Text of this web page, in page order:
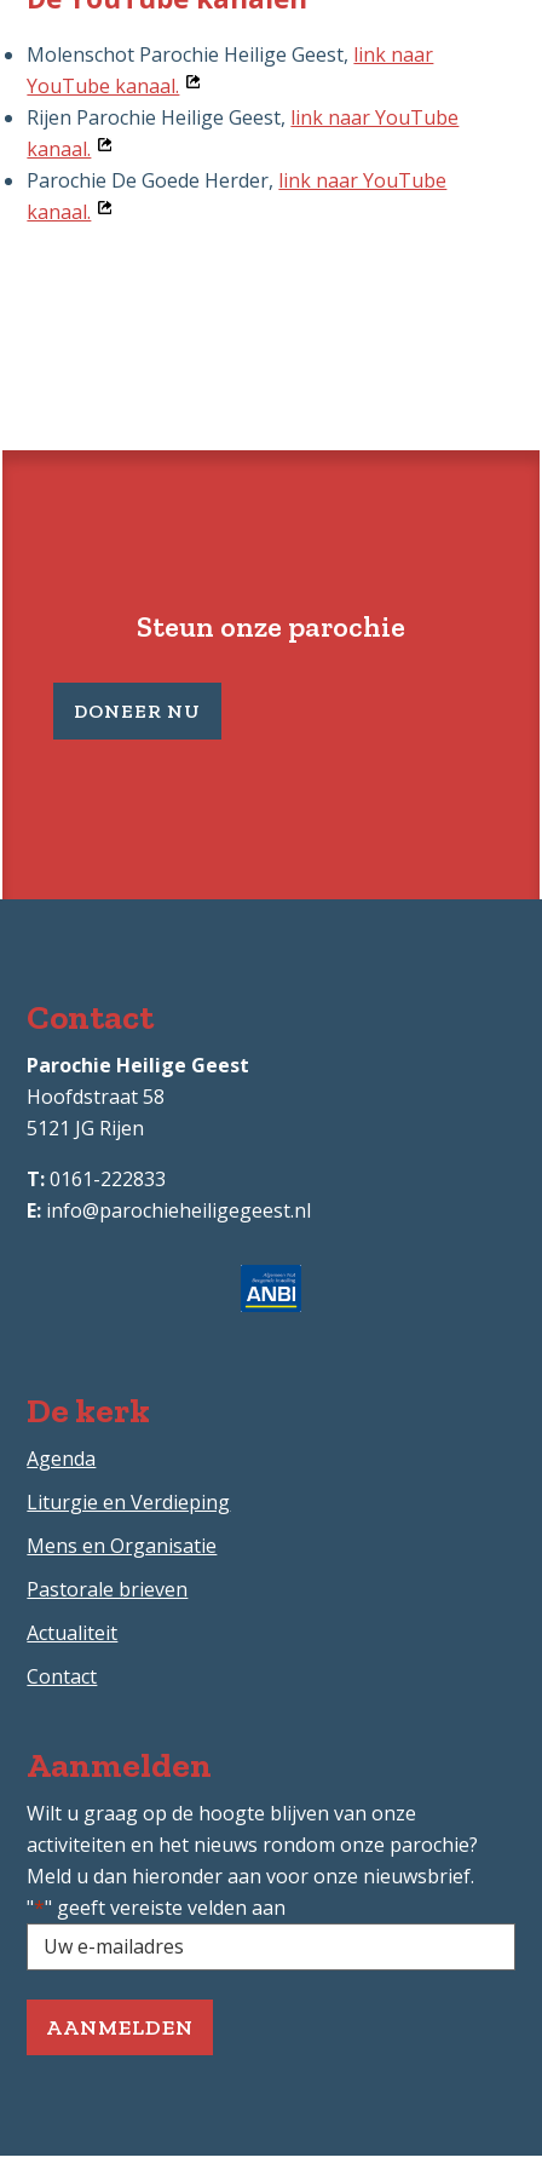
Molenschot Parochie Heilige Geest, link naar
YouTube kanaal.
Opent
in
venster
Rijen Parochie Heilige Geest, link naar YouTube
kanaal.
Opent
in
nieuw
Parochie De Goede Herder, link naar YouTube
kanaal.
Opent
Steun onze parochie
DONEER NU
Contact
Parochie Heilige Geest
Hoofdstraat 58
5121 JG Rijen
0161-222833
info@parochieheiligegeest.nl
De kerk
Agenda
Liturgie en Verdieping
Mens en Organisatie
Pastorale brieven
Actualiteit
Contact
Aanmelden
Wilt u graag op de hoogte blijven van onze
activiteiten en het nieuws rondom onze parochie?
Meld u dan hieronder aan voor onze nieuwsbrief.
"*" geeft vereiste velden aan
Uw
e-
mailadres
Vereist